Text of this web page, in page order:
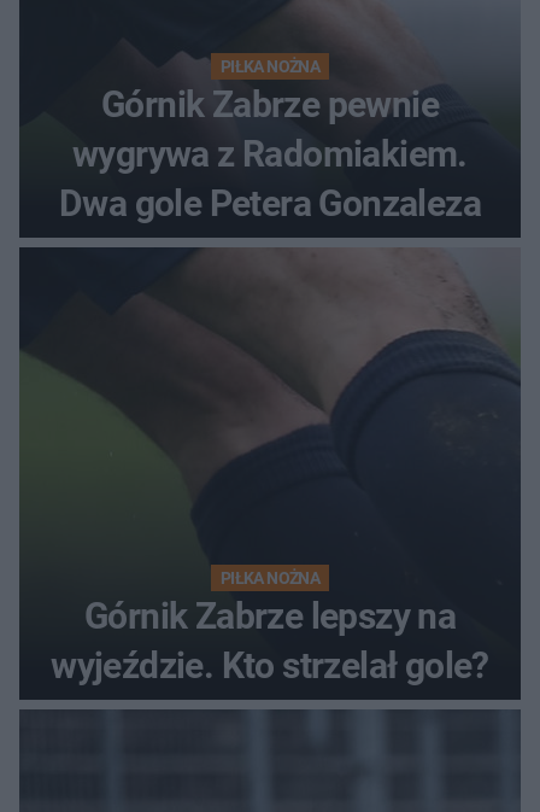
PIŁKA NOŻNA
Górnik Zabrze pewnie
wygrywa z Radomiakiem.
Dwa gole Petera Gonzaleza
PIŁKA NOŻNA
Górnik Zabrze lepszy na
wyjeździe. Kto strzelał gole?